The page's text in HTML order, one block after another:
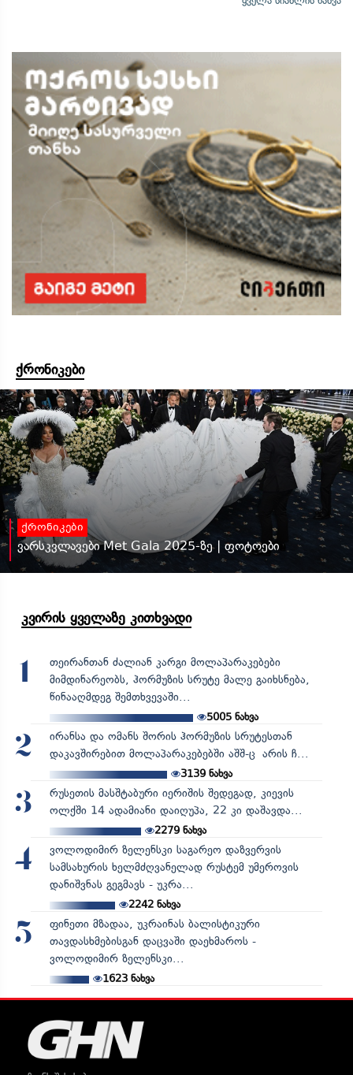
ქრონიკები
ქრონიკები
ვარსკვლავები Met Gala 2025-ზე | ფოტოები
კვირის ყველაზე კითხვადი
1
თეირანთან ძალიან კარგი მოლაპარაკებები
მიმდინარეობს, ჰორმუზის სრუტე მალე გაიხსნება,
წინააღმდეგ შემთხვევაში...
5005 ნახვა
2
ირანსა და ომანს შორის ჰორმუზის სრუტესთან
დაკავშირებით მოლაპარაკებებში აშშ-ც არის ჩ...
3139ნახვა
3
რუსეთის მასშტაბური იერიშის შედეგად, კიევის
ოლქში 14 ადამიანი დაიღუპა, 22 კი დაშავდა...
2279ნახვა
4
ვოლოდიმირ ზელენსკი საგარეო დაზვერვის
სამსახურის ხელმძღვანელად რუსტემ უმეროვის
დანიშვნას გეგმავს - უკრა...
2242ნახვა
5
ფინეთი მზადაა, უკრაინას ბალისტიკური
თავდასხმებისგან დაცვაში დაეხმაროს -
ვოლოდიმირ ზელენსკი...
1623ნახვა